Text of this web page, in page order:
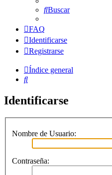
Buscar
FAQ
Identificarse
Registrarse
Índice general
Buscar
Identificarse
Nombre de Usuario:
Contraseña: